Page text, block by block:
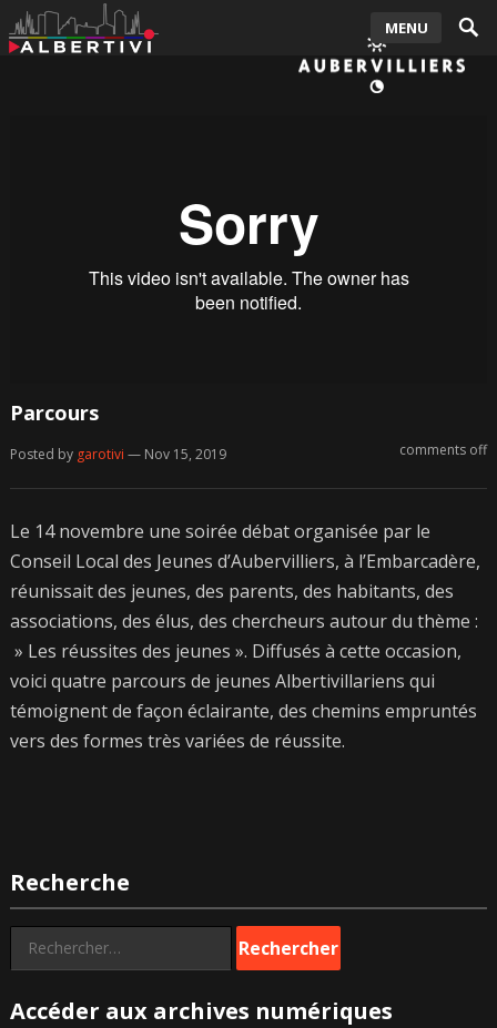
MENU
Parcours
Posted by garotivi — Nov 15, 2019 comments off
Le 14 novembre une soirée débat organisée par le
Conseil Local des Jeunes d’Aubervilliers, à l’Embarcadère,
réunissait des jeunes, des parents, des habitants, des
associations, des élus, des chercheurs autour du thème :
» Les réussites des jeunes ». Diffusés à cette occasion,
voici quatre parcours de jeunes Albertivillariens qui
témoignent de façon éclairante, des chemins empruntés
vers des formes très variées de réussite.
Recherche
Rechercher :
Accéder aux archives numériques